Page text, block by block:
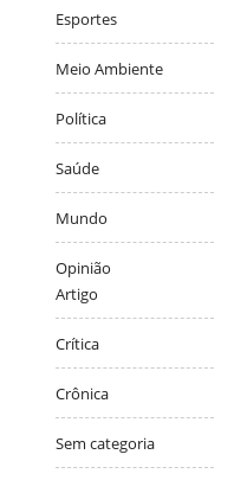
Esportes
Meio Ambiente
Política
Saúde
Mundo
Opinião
Artigo
Crítica
Crônica
Sem categoria